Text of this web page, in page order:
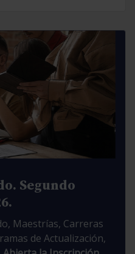
Segundo
Maestrías, Carreras
de Actualización,